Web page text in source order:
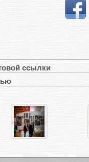
ссылки